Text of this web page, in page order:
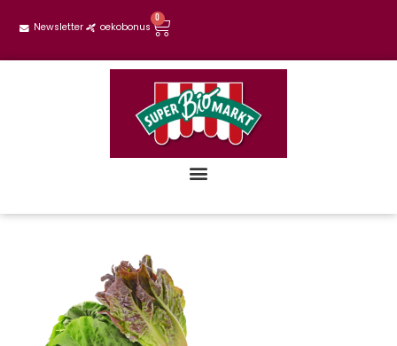
Newsletter oekobonus
0